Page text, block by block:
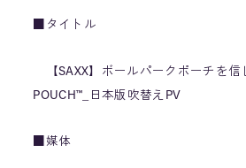
■タイトル
【SAXX】ボールパークポーチを信
POUCH™_日本版吹替えPV
■媒体